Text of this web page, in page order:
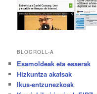
BLOGROLL-A
Esamoldeak eta esaerak
Hizkuntza akatsak
Ikus-entzunezkoak